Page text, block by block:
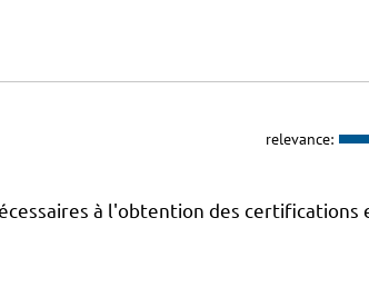
relevance:
à l'obtention des certifications